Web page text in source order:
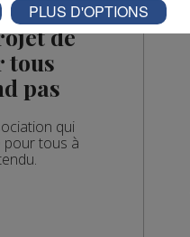
de
tous
pas
qui
pour tous à
PLUS D'OPTIONS